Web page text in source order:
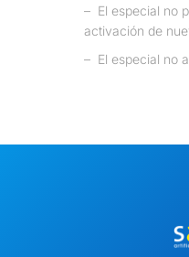
– El especial no
activación de
– El especial no